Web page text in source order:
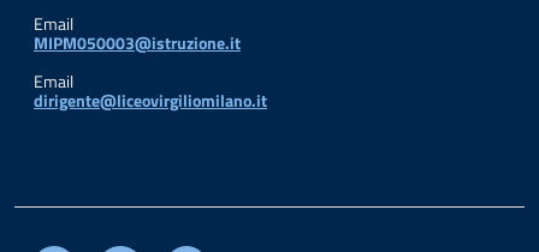
Email
MIPM050003@istruzione.it
Email
dirigente@liceovirgiliomilano.it